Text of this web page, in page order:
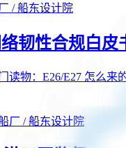
/ 船东设计院
络韧性合规白皮
读物：E26/E27 怎么
厂 / 船东设计院